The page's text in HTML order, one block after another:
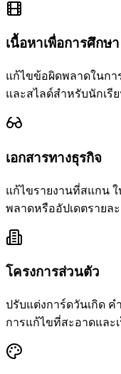
เนื้อหาเพื่อการศึกษา
แก้ไขข้อผิดพลาดในกา
และสไลด์สำหรับนักเรี
เอกสารทางธุรกิจ
แก้ไขรายงานที่สแกน
พลาดหรืออัปเดตรายล
โครงการส่วนตัว
ปรับแต่งการ์ดวันเกิด
การแก้ไขที่สะอาดและ